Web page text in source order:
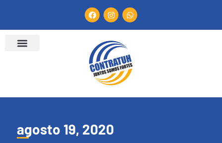
agosto 19, 2020